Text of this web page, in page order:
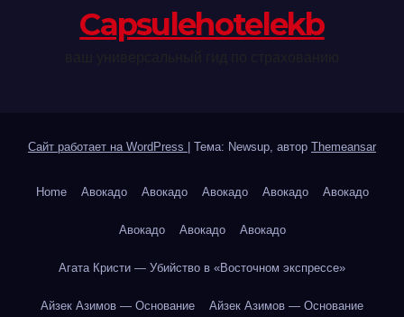
Сapsulehotelekb
Сайт работает на WordPress Тема: Newsup, автор Themeansar
Home Авокадо Авокадо Авокадо Авокадо Авокадо
Авокадо Авокадо Авокадо
Агата Кристи — Убийство в «Восточном экспрессе»
Айзек Азимов — Основание Айзек Азимов — Основание